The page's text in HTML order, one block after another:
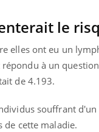
le
elles ont eu un
à un
de 4.193.
souffrant
de cette maladie.